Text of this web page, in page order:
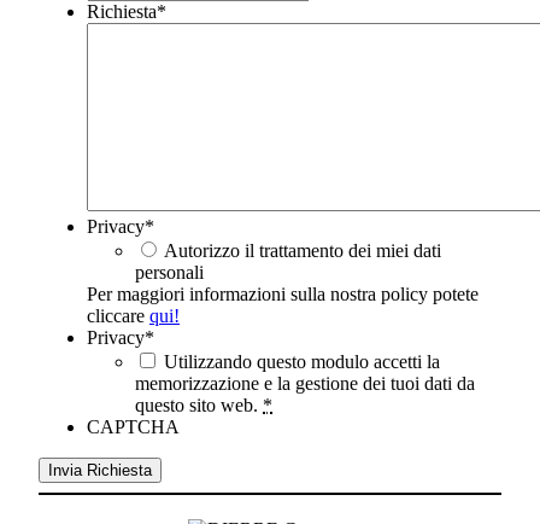
Richiesta*
Privacy*
Autorizzo il trattamento dei miei dati
personali
Per maggiori informazioni sulla nostra policy potete
cliccare qui!
Privacy*
Utilizzando questo modulo accetti la
memorizzazione e la gestione dei tuoi dati da
questo sito web. *
CAPTCHA